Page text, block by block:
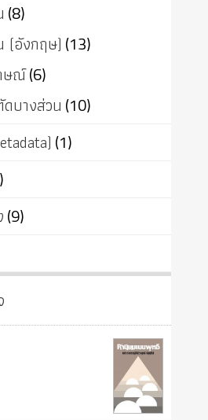
(8)
(อังกฤษ) (13)
ษณ์(6)
บางส่วน (10)
(1)
(9)